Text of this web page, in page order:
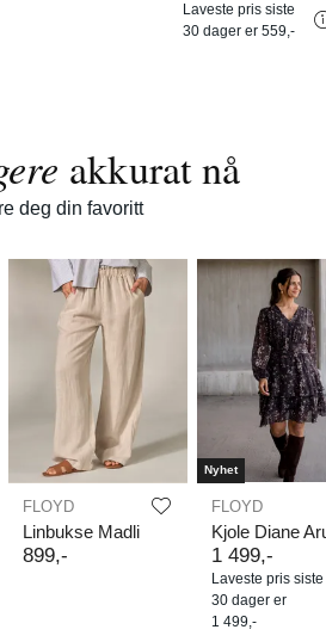
Laveste pris siste
30 dager er 559,-
akkurat nå
deg din favoritt
FLOYD
Linbukse Madli
899,-
Nyhet
FLOYD
Kjole Diane
1 499,-
Laveste pris siste
30 dager er
1 499,-